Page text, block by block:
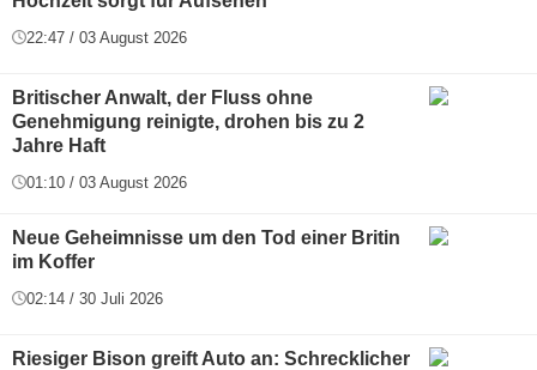
22:47 / 03 August 2026
Britischer Anwalt, der Fluss ohne
Genehmigung reinigte, drohen bis zu 2
Jahre Haft
01:10 / 03 August 2026
Neue Geheimnisse um den Tod einer Britin
im Koffer
02:14 / 30 Juli 2026
Riesiger Bison greift Auto an: Schrecklicher